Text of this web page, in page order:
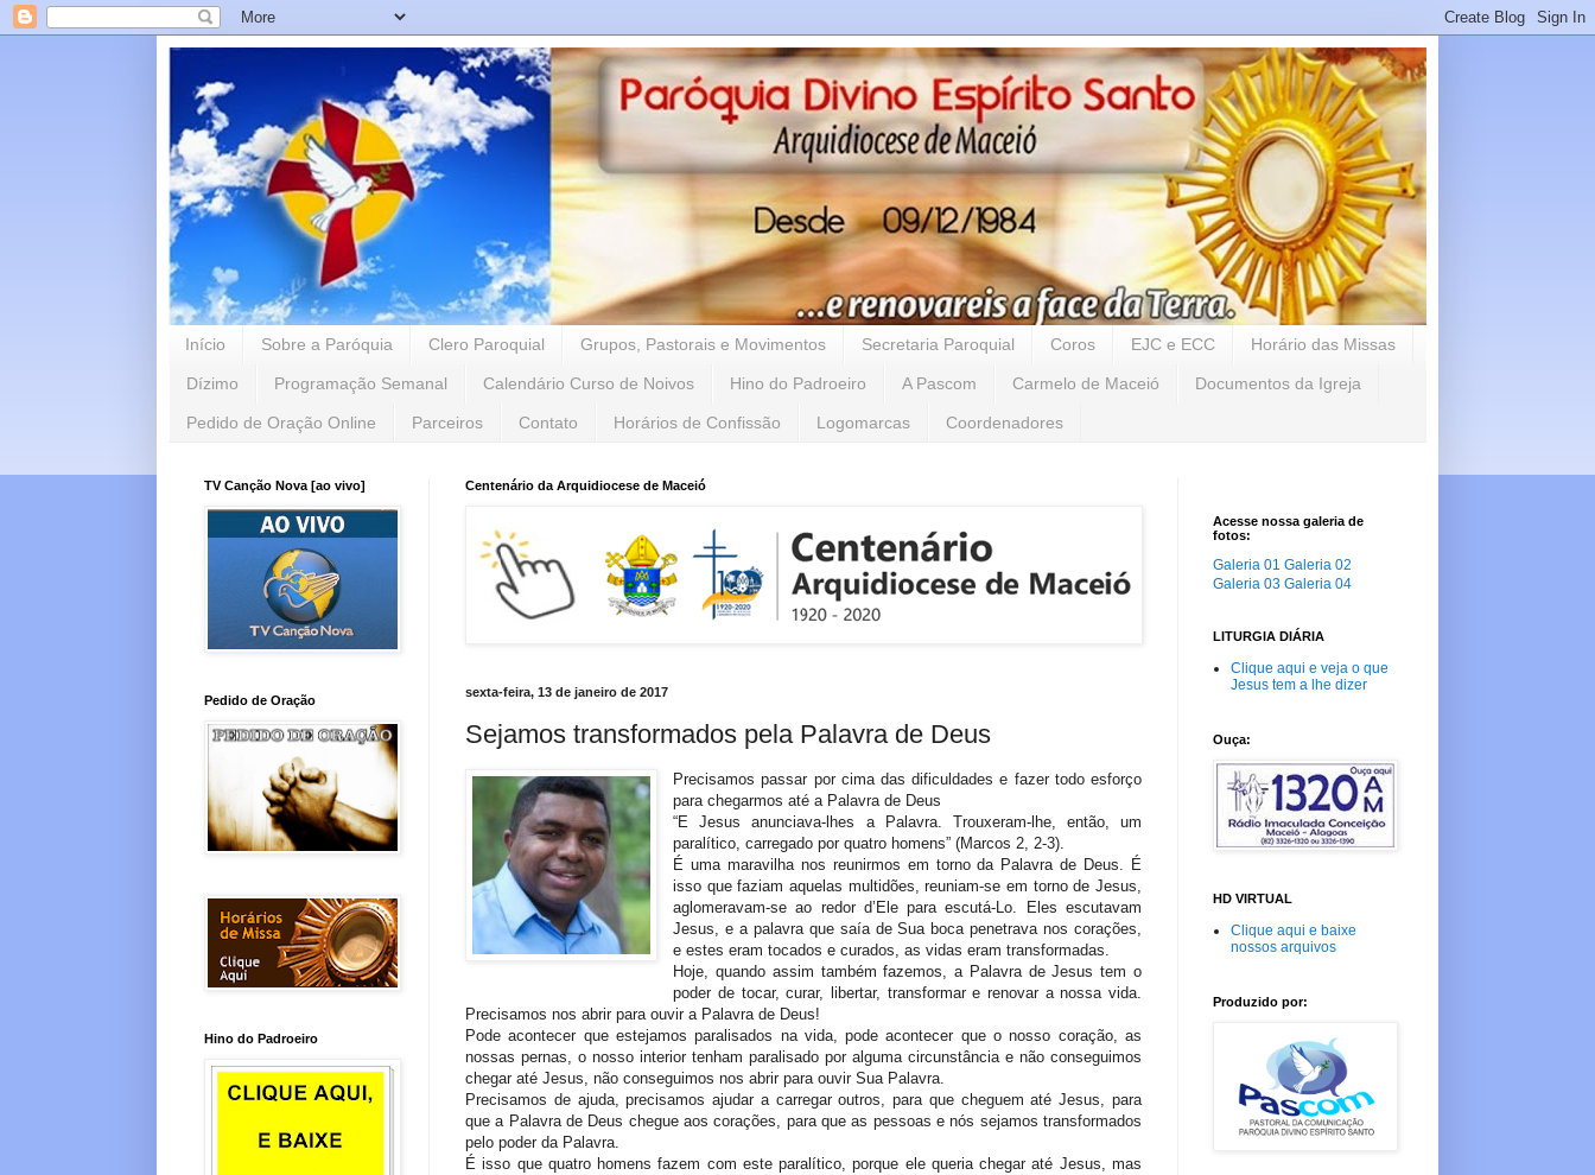
Início Sobre a Paróquia Clero Paroquial Grupos, Pastorais e Movimentos Secretaria Paroquial Coros EJC e ECC Horário das Missas
Dízimo Programação Semanal Calendário Curso de Noivos Hino do Padroeiro A Pascom Carmelo de Maceió Documentos da Igreja
Pedido de Oração Online Parceiros Contato Horários de Confissão Logomarcas Coordenadores
Centenário da Arquidiocese de Maceió
sexta-feira, 13 de janeiro de 2017
Sejamos transformados pela Palavra de Deus
Precisamos passar por cima das dificuldades e fazer todo esforço
para chegarmos até a Palavra de Deus
“E Jesus anunciava-lhes a Palavra. Trouxeram-lhe, então, um
paralítico, carregado por quatro homens” (Marcos 2, 2-3).
É uma maravilha nos reunirmos em torno da Palavra de Deus. É
isso que faziam aquelas multidões, reuniam-se em torno de Jesus,
aglomeravam-se ao redor d’Ele para escutá-Lo. Eles escutavam
Jesus, e a palavra que saía de Sua boca penetrava nos corações,
e estes eram tocados e curados, as vidas eram transformadas.
Hoje, quando assim também fazemos, a Palavra de Jesus tem o
poder de tocar, curar, libertar, transformar e renovar a nossa vida.
Precisamos nos abrir para ouvir a Palavra de Deus!
Pode acontecer que estejamos paralisados na vida, pode acontecer que o nosso coração, as
nossas pernas, o nosso interior tenham paralisado por alguma circunstância e não conseguimos
chegar até Jesus, não conseguimos nos abrir para ouvir Sua Palavra.
Precisamos de ajuda, precisamos ajudar a carregar outros, para que cheguem até Jesus, para
que a Palavra de Deus chegue aos corações, para que as pessoas e nós sejamos transformados
pelo poder da Palavra.
É isso que quatro homens fazem com este paralítico, porque ele queria chegar até Jesus, mas
TV Canção Nova [ao vivo]
Pedido de Oração
Hino do Padroeiro
Acesse nossa galeria de
fotos:
Galeria 01 Galeria 02
Galeria 03 Galeria 04
LITURGIA DIÁRIA
Clique aqui e veja o que
Jesus tem a lhe dizer
Ouça:
HD VIRTUAL
Clique aqui e baixe
nossos arquivos
Produzido por: